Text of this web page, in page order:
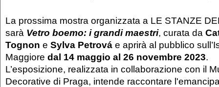
La prossima mostra organizzata a LE STANZE
sarà Vetro boemo: i grandi maestri, curata da
Tognon e Sylva Petrová e aprirà al pubblico
Maggiore dal 14 maggio al 26 novembre 2023.
L’esposizione, realizzata in collaborazione con il
Decorative di Praga, intende raccontare